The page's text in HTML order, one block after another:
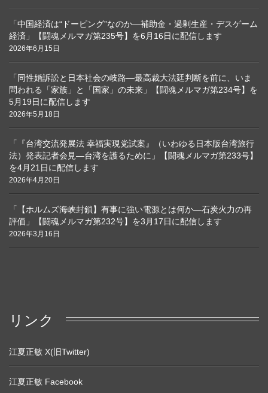
「中国経済は“ドーピング”なのか―補助金・過剰生産・デスゲーム
経済」【闘魂メルマガ第235号】を6月16日に配信します
2026年6月15日
「同性婚訴訟と日本社会の岐路―最高裁大法廷判断を前に、いま
問われる「家族」と「国家」の未来」【闘魂メルマガ第234号】を
5月19日に配信します
2026年5月18日
「『台湾交流発展法 幸福実現党試案』（いわゆる日本版台湾旅行
法）発表記者会見―台湾を護るために」【闘魂メルマガ第233号】
を4月21日に配信します
2026年4月20日
「【ホルムズ海峡封鎖】有事に強い電源とは何か―石炭火力の再
評価」【闘魂メルマガ第232号】を3月17日に配信します
2026年3月16日
リンク
江夏正敏 X(旧Twitter)
江夏正敏 Facebook